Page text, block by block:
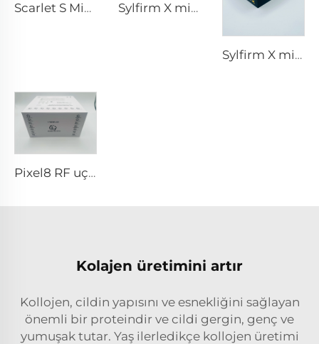
Scarlet S Mikroiğneleme rf Bi-polar Elektrotlar Tüketilebilir uç 25pin Sylfirm X mikroiğneleme rf cilt bakımı sylfirm X uçları X-25
Sylfirm X mikroiğneleme rf cilt bakımı sylfirm X uçları XB-49
Pixel8 RF uçları
Kolajen üretimini artır
Kollojen, cildin yapısını ve esnekliğini sağlayan
önemli bir proteindir ve cildi gergin, genç ve
yumuşak tutar. Yaş ilerledikçe kollojen üretimi